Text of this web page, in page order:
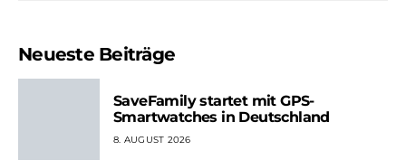
Neueste Beiträge
SaveFamily startet mit GPS-
Smartwatches in Deutschland
8. AUGUST 2026